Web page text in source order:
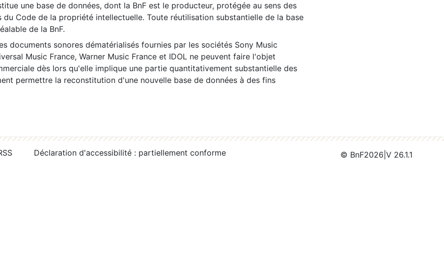
une base de données, dont la BnF est le producteur, protégée au sens des
du Code de la propriété intellectuelle. Toute réutilisation substantielle de la base
de la BnF.
documents sonores dématérialisés fournies par les sociétés Sony Music
Music France, Warner Music France et IDOL ne peuvent faire l'objet
dès lors qu'elle implique une partie quantitativement substantielle des
permettre la reconstitution d'une nouvelle base de données à des fins
Déclaration d'accessibilité : partiellement conforme © BnF2026 V 26.1.1